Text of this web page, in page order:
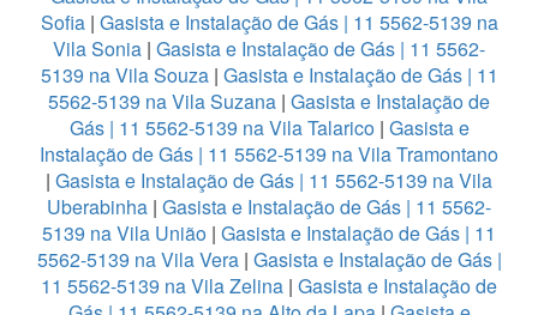
Sofia| Gasista e Instalação de Gás | 11 5562-5139 na
Vila Sonia | Gasista e Instalação de Gás | 11 5562-
5139 na Vila Souza| Gasista e Instalação de Gás | 11
5562-5139 na Vila Suzana | Gasista e Instalação de
Gás | 11 5562-5139 na Vila Talarico| Gasista e
Instalação de Gás | 11 5562-5139 na Vila Tramontano
| Gasista e Instalação de Gás | 11 5562-5139 na Vila
Uberabinha | Gasista e Instalação de Gás | 11 5562-
5139 na Vila União | Gasista e Instalação de Gás | 11
5562-5139 na Vila Vera| Gasista e Instalação de Gás |
11 5562-5139 na Vila Zelina | Gasista e Instalação de